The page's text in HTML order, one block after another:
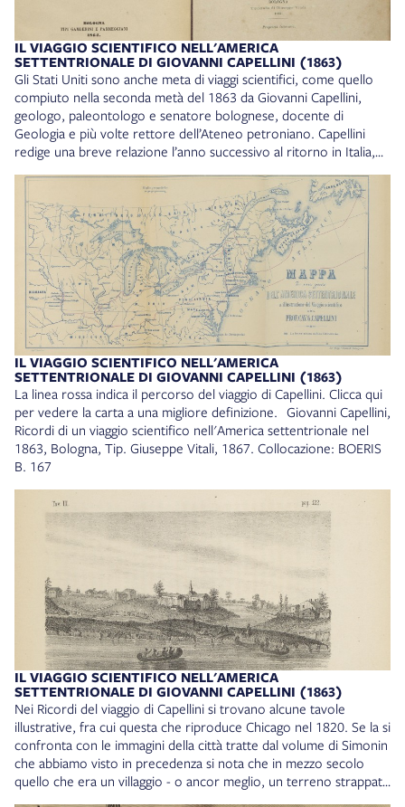
IL VIAGGIO SCIENTIFICO NELL'AMERICA
SETTENTRIONALE DI GIOVANNI CAPELLINI (1863)
Gli Stati Uniti sono anche meta di viaggi scientifici, come quello
compiuto nella seconda metà del 1863 da Giovanni Capellini,
geologo, paleontologo e senatore bolognese, docente di
Geologia e più volte rettore dell’Ateneo petroniano. Capellini
redige una breve relazione l’anno successivo al ritorno in Italia,
L’insigne studioso donò direttamente al direttore
dell’Archiginnasio il proprio carteggio nel 1922, poco prima di
morire. Negli anni successivi il materiale venne riodinato andando
a costituire il fondo archivistico a lui intitolato. Nel 2022, in
occasione del centenario della morte, è stata creata la banca dati
Il carteggio di Giovanni Capellini, una fondamentale testimonianza
dell’opera di uno dei più importanti scienziati bolognesi a cavallo
fra Otto e Novecento. A Capellini è intitolato il Museo di
Geologia dell’Università di Bologna. Giovanni Capellini, Relazione
di un viaggio scientifico fatto nel 1863 nell'America
settentrionale, Bologna, Tipi Gamberini e Parmeggiani, 1864.
Collocazione: MALVEZZI 18/62 Giovanni Capellini, Ricordi di un
viaggio scientifico nell'America settentrionale nel 1863, Bologna,
Tip. Giuseppe Vitali, 1867. Collocazione: BOERIS B. 167
IL VIAGGIO SCIENTIFICO NELL'AMERICA
SETTENTRIONALE DI GIOVANNI CAPELLINI (1863)
La linea rossa indica il percorso del viaggio di Capellini. Clicca qui
per vedere la carta a una migliore definizione. Giovanni Capellini,
Ricordi di un viaggio scientifico nell'America settentrionale nel
1863, Bologna, Tip. Giuseppe Vitali, 1867. Collocazione: BOERIS
B. 167
IL VIAGGIO SCIENTIFICO NELL'AMERICA
SETTENTRIONALE DI GIOVANNI CAPELLINI (1863)
Nei Ricordi del viaggio di Capellini si trovano alcune tavole
illustrative, fra cui questa che riproduce Chicago nel 1820. Se la si
confronta con le immagini della città tratte dal volume di Simonin
che abbiamo visto in precedenza si nota che in mezzo secolo
quello che era un villaggio - o ancor meglio, un terreno strappato